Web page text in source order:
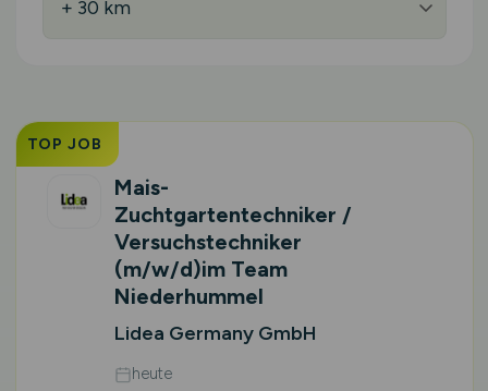
TOP JOB
Mais-
Zuchtgartentechniker /
Versuchstechniker
(m/w/d)im Team
Niederhummel
Lidea Germany GmbH
heute